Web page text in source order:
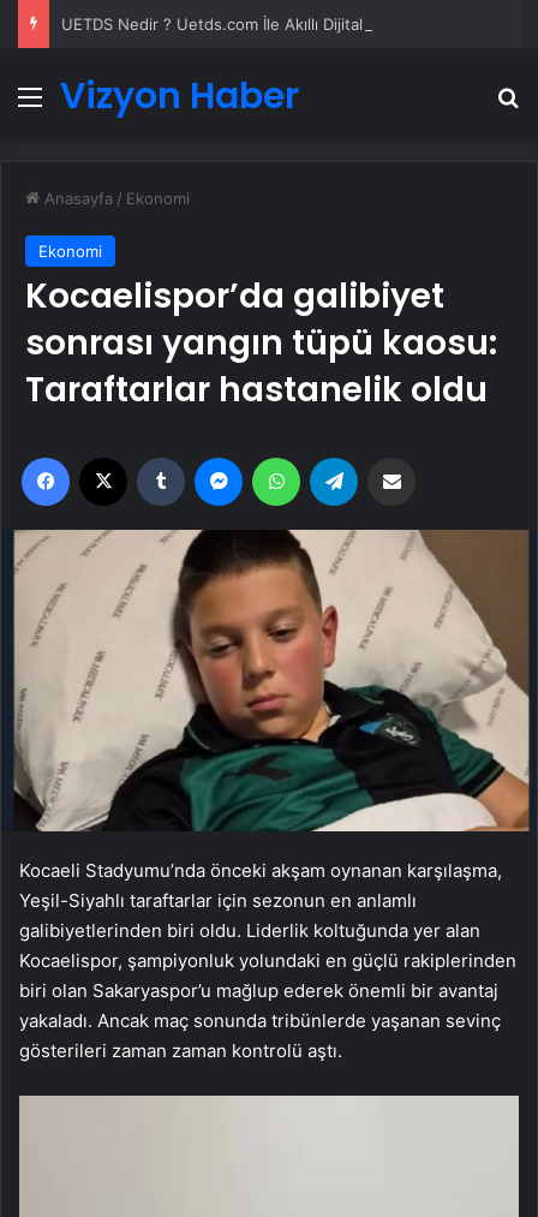
Menü
Vizyon Haber
Anasayfa / Ekonomi
Ekonomi
Kocaelispor’da galibiyet
sonrası yangın tüpü kaosu:
Taraftarlar hastanelik oldu
Facebook Tumblr MessengerWhatsApp
Kocaeli Stadyumu’nda önceki akşam oynanan karşılaşma,
Yeşil-Siyahlı taraftarlar için sezonun en anlamlı
galibiyetlerinden biri oldu. Liderlik koltuğunda yer alan
Kocaelispor, şampiyonluk yolundaki en güçlü rakiplerinden
biri olan Sakaryaspor’u mağlup ederek önemli bir avantaj
yakaladı. Ancak maç sonunda tribünlerde yaşanan sevinç
gösterileri zaman zaman kontrolü aştı.